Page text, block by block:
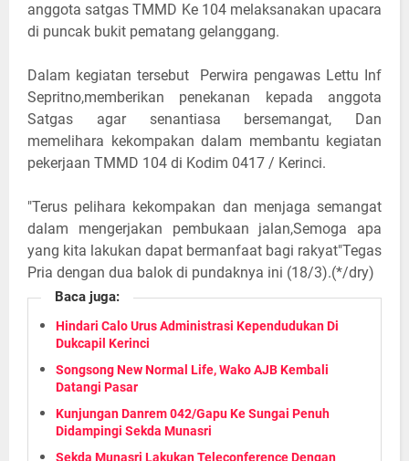
anggota satgas TMMD Ke 104 melaksanakan upacara
di puncak bukit pematang gelanggang.
Dalam kegiatan tersebut Perwira pengawas Lettu Inf
Sepritno,memberikan penekanan kepada anggota
Satgas agar senantiasa bersemangat, Dan
memelihara kekompakan dalam membantu kegiatan
pekerjaan TMMD 104 di Kodim 0417 / Kerinci.
"Terus pelihara kekompakan dan menjaga semangat
dalam mengerjakan pembukaan jalan,Semoga apa
yang kita lakukan dapat bermanfaat bagi rakyat"Tegas
Pria dengan dua balok di pundaknya ini (18/3).(*/dry)
Baca juga:
Hindari Calo Urus Administrasi Kependudukan Di
Dukcapil Kerinci
Songsong New Normal Life, Wako AJB Kembali
Datangi Pasar
Kunjungan Danrem 042/Gapu Ke Sungai Penuh
Didampingi Sekda Munasri
Sekda Munasri Lakukan Teleconference Dengan